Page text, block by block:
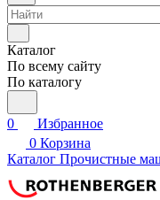
Каталог
По всему сайту
По каталогу
0
Избранное
0 Корзина
Каталог Прочистные